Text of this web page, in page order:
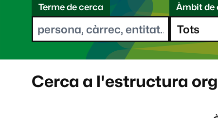
l
e
o
t
eTerme de cerca Àmbit de
Cerca a l'estructura